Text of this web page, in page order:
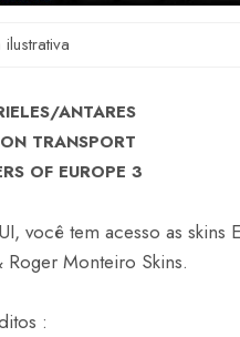
ANTARES
TRANSPORT
OF EUROPE 3
você tem acesso as skins
Monteiro Skins.
: